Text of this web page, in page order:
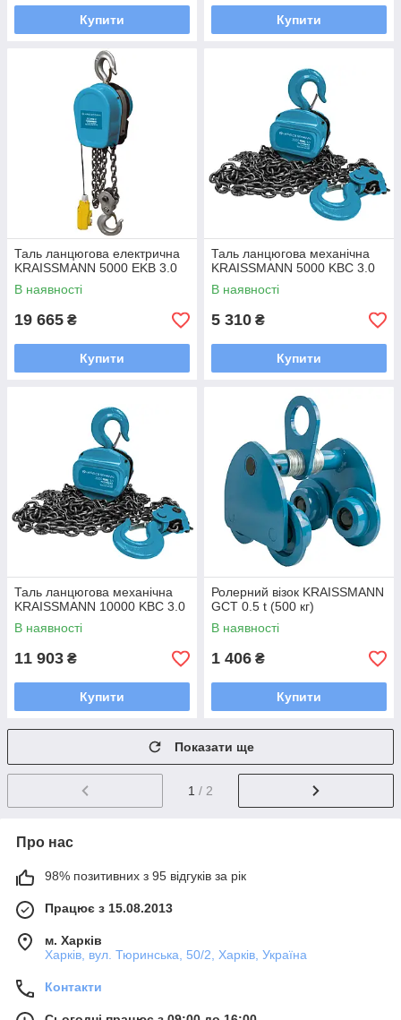
Купити Купити
Таль ланцюгова електрична
KRAISSMANN 5000 EKB 3.0
В наявності
19 665 ₴
Купити
Таль ланцюгова механічна
KRAISSMANN 5000 KBC 3.0
В наявності
5 310 ₴
Купити
Таль ланцюгова механічна
KRAISSMANN 10000 KBC 3.0
В наявності
11 903 ₴
Купити
Ролерний візок KRAISSMANN
GCT 0.5 t (500 кг)
В наявності
1 406 ₴
Купити
Показати ще
1 / 2
Про нас
98% позитивних з 95 відгуків за рік
Працює з 15.08.2013
м. Харків
Харків, вул. Тюринська, 50/2, Харків, Україна
Контакти